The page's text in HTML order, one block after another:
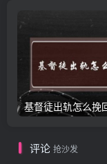
评论 抢沙发